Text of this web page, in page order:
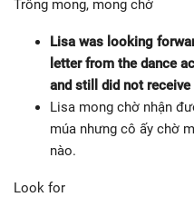
Trông mong, mong chờ
Lisa was looking
letter from the dance
and still did not receive
Lisa mong chờ nhận
múa nhưng cô ấy chờ
nào.
Look for